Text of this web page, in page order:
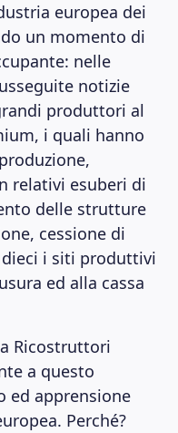
europea dei
un momento di
nelle
notizie
produttori al
i quali hanno
relativi esuberi di
delle strutture
cessione di
i siti produttivi
ed alla cassa
Ricostruttori
a questo
ed apprensione
Perché?